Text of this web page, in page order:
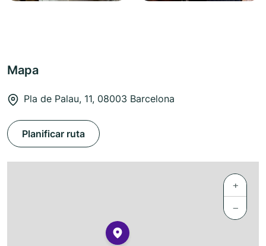
Mapa
Pla de Palau, 11, 08003 Barcelona
Planificar ruta
+
−